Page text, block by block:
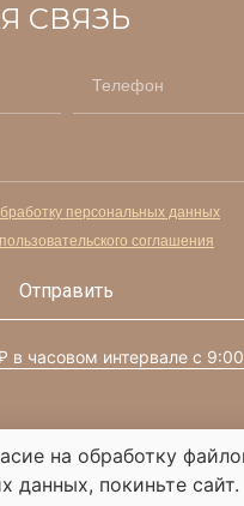
СВЯЗЬ
персональных данных
пользовательского соглашения
Отправить
в часовом интервале с
на обработку
данных, покиньте сайт.